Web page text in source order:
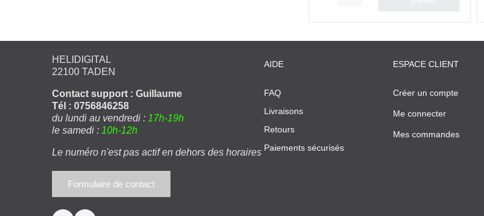
HELIDIGITAL
22100 TADEN
Contact support : Guillaume
Tél : 0756846258
du lundi au vendredi : 17h-19h
le samedi : 10h-12h
Le numéro n'est pas actif en dehors des horaires
Formulaire de contact
AIDE
FAQ
Livraisons
Retours
Paiements sécurisés
ESPACE CLIENT
Créer un compte
Me connecter
Mes commandes